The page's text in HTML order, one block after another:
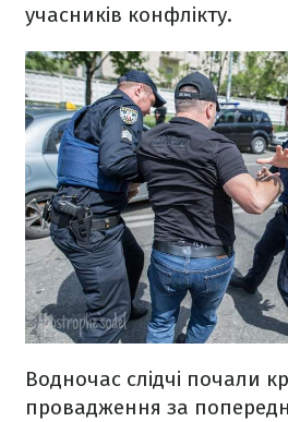
учасників конфлікту.
Водночас слідчі почали
провадження за